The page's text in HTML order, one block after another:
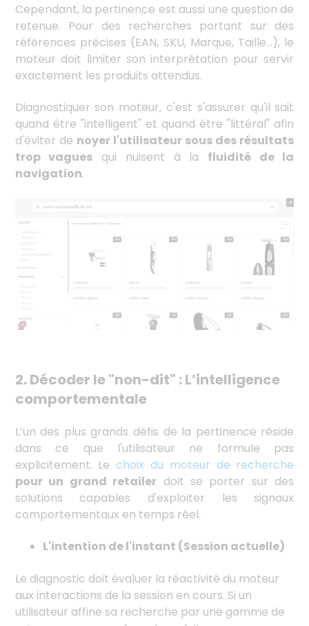
Cependant, la pertinence est aussi une question de
retenue. Pour des recherches portant sur des
références précises (EAN, SKU, Marque, Taille…), le
moteur doit limiter son interprétation pour servir
exactement les produits attendus.
Diagnostiquer son moteur, c'est s'assurer qu'il sait
quand être "intelligent" et quand être "littéral" afin
d'éviter de noyer l'utilisateur sous des résultats
trop vagues qui nuisent à la fluidité de la
navigation.
2.Décoder le "non-dit" : L’intelligence
comportementale
L’un des plus grands défis de la pertinence réside
dans ce que l'utilisateur ne formule pas
explicitement. Le choix du moteur de recherche
pour un grand retailer doit se porter sur des
solutions capables d'exploiter les signaux
comportementaux en temps réel.
L'intention de l'instant (Session actuelle)
Le diagnostic doit évaluer la réactivité du moteur
aux interactions de la session en cours. Si un
utilisateur affine sa recherche par une gamme de